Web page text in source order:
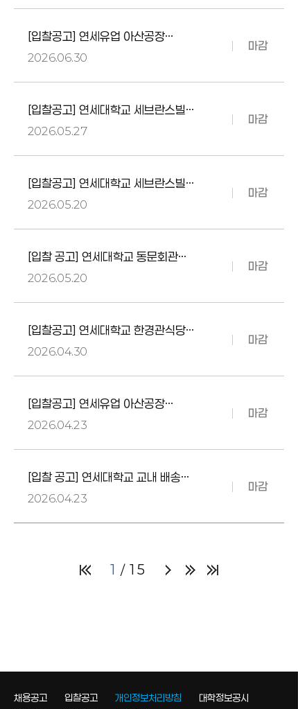
[입찰공고] 연세유업 아산공장
자동화창고 천막창고 제작 및 설치
2026.06.30
마감
[입찰공고] 연세대학교 세브란스빌딩
외벽유리 교체공사
2026.05.27
마감
[입찰공고] 연세대학교 세브란스빌딩
원격검침설비 교체공사
2026.05.20
마감
[입찰 공고] 연세대학교 동문회관
미화관리 용역업체 선정
2026.05.20
마감
[입찰공고] 연세대학교 한경관식당
위탁 운영 업체 선정
2026.04.30
마감
[입찰공고] 연세유업 아산공장
생산현장 등기구 교체 공사
2026.04.23
마감
[입찰 공고] 연세대학교 교내 배송
위탁 업체 선정 입찰
2026.04.23
마감
1 15
채용공고 입찰공고 개인정보처리방침
대학정보공시